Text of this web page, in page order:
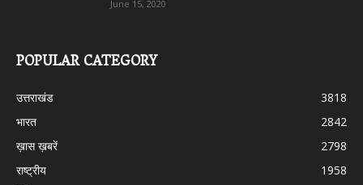
June 15, 2020
POPULAR CATEGORY
उत्तराखंड
3818
भारत
2842
ख़ास ख़बरें
2798
राष्ट्रीय
1958